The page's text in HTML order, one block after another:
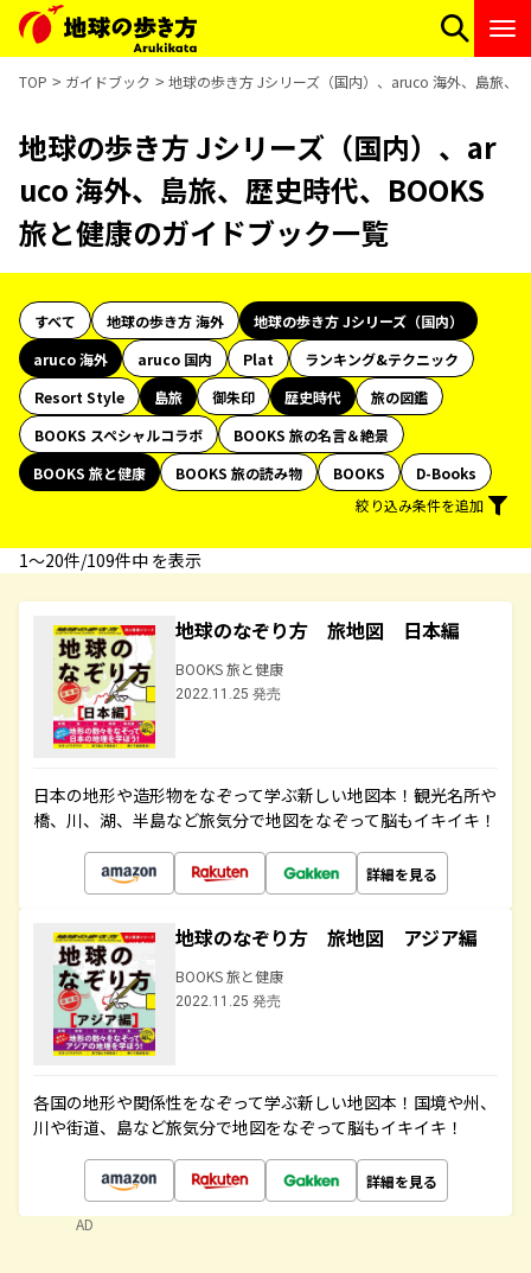
TOP ガイドブック 地球の歩き方 Jシリーズ（国内）、aruco 海外、島旅、
地球の歩き方 Jシリーズ（国内）、ar
uco 海外、島旅、歴史時代、BOOKS
旅と健康のガイドブック一覧
すべて 地球の歩き方 海外
地球の歩き方 Jシリーズ（国内）
aruco 海外
aruco 国内 Plat
ランキング&テクニック
Resort Style
島旅 御朱印 歴史時代
旅の図鑑
BOOKS スペシャルコラボ
BOOKS 旅の名言＆絶景
BOOKS 旅と健康
BOOKS 旅の読み物 BOOKS
D-Books
絞り込み条件を追加
1〜20件/109件中 を表示
地球のなぞり方 旅地図 日本編
BOOKS 旅と健康
2022.11.25 発売
日本の地形や造形物をなぞって学ぶ新しい地図本！観光名所や
橋、川、湖、半島など旅気分で地図をなぞって脳もイキイキ！
詳細を見る
地球のなぞり方 旅地図 アジア編
BOOKS 旅と健康
2022.11.25 発売
各国の地形や関係性をなぞって学ぶ新しい地図本！国境や州、
川や街道、島など旅気分で地図をなぞって脳もイキイキ！
詳細を見る
AD